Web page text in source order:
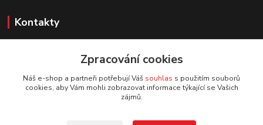
Kontakty
+420 735 044 675
info@vyrobtesipivo.cz
Zpracování cookies
Náš e-shop a partneři potřebují Váš souhlas s použitím souborů
cookies, aby Vám mohli zobrazovat informace týkající se Vašich
zájmů.